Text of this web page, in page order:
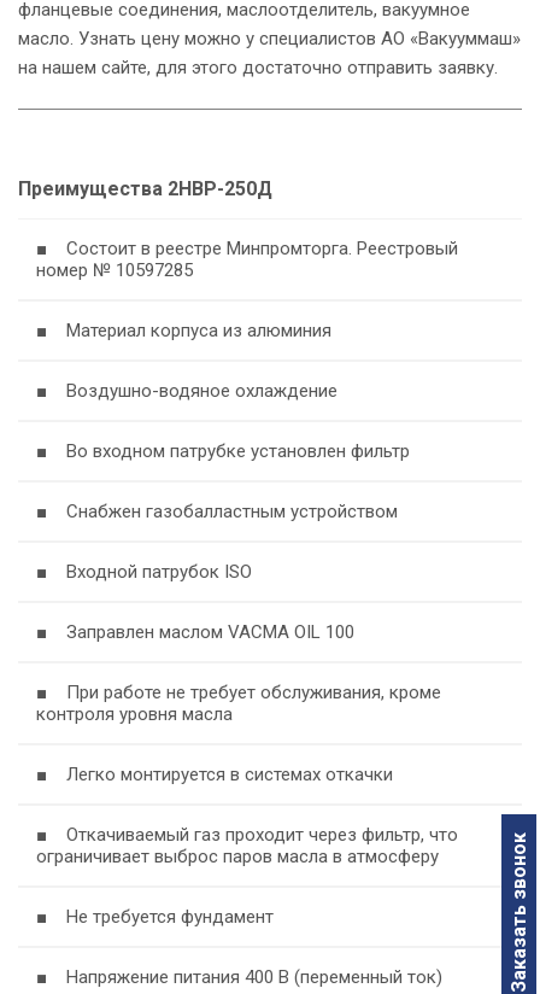
Заказать звонок
фланцевые соединения, маслоотделитель, вакуумное
масло. Узнать цену можно у специалистов АО «Вакууммаш»
на нашем сайте, для этого достаточно отправить заявку.
Преимущества 2НВР-250Д
■ Состоит в реестре Минпромторга. Реестровый
номер № 10597285
■ Материал корпуса из алюминия
■ Воздушно-водяное охлаждение
■ Во входном патрубке установлен фильтр
■ Снабжен газобалластным устройством
■ Входной патрубок ISO
■ Заправлен маслом VACMA OIL 100
■ При работе не требует обслуживания, кроме
контроля уровня масла
■ Легко монтируется в системах откачки
■ Откачиваемый газ проходит через фильтр, что
ограничивает выброс паров масла в атмосферу
■ Не требуется фундамент
■ Напряжение питания 400 В (переменный ток)